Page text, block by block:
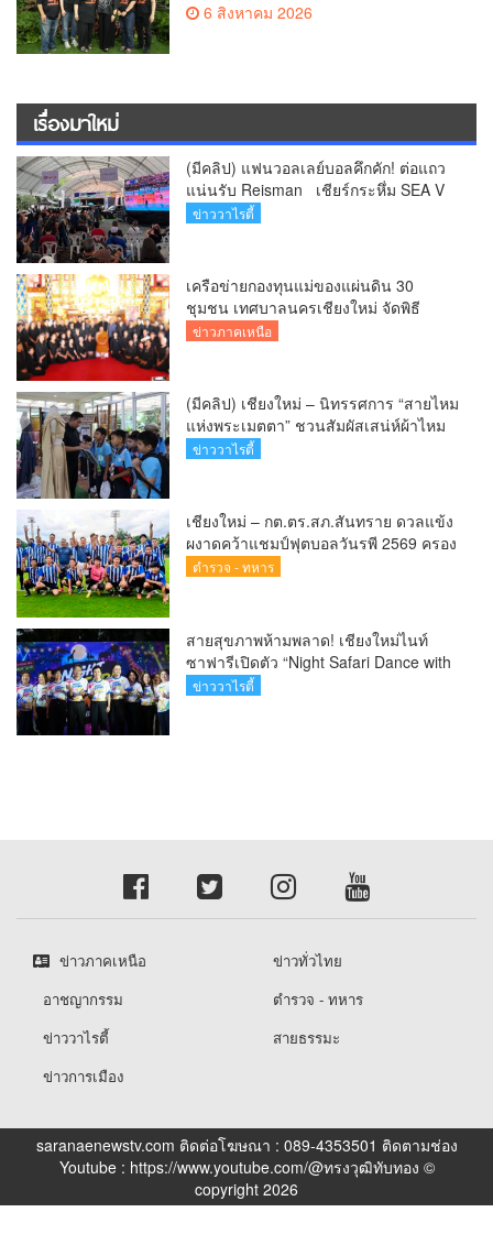
6 สิงหาคม 2026
เรื่องมาใหม่
(มีคลิป) แฟนวอลเลย์บอลคึกคัก! ต่อแถว
แน่นรับ Reisman เชียร์กระหึ่ม SEA V
League 2026 ที่เชียงใหม่
ข่าววาไรตี้
เครือข่ายกองทุนแม่ของแผ่นดิน 30
ชุมชน เทศบาลนครเชียงใหม่ จัดพิธี
บำเพ็ญกุศลถวายเป็นพระราชกุศลแด่
ข่าวภาคเหนือ
(มีคลิป) เชียงใหม่ – นิทรรศการ “สายไหม
แห่งพระเมตตา” ชวนสัมผัสเสน่ห์ผ้าไหม
ไทยและพรรณไม้พระนามตลอดเดือน
ข่าววาไรตี้
เชียงใหม่ – กต.ตร.สภ.สันทราย ดวลแข้ง
ผงาดคว้าแชมป์ฟุตบอลวันรพี 2569 ครอง
ถ้วยเกียรติยศประธานศาลฎีกา
ตำรวจ - ทหาร
สายสุขภาพห้ามพลาด! เชียงใหม่ไนท์
ซาฟารีเปิดตัว “Night Safari Dance with
the Wild” ชวนเต้นออกกำลังกาย สัมผัส
ข่าววาไรตี้
ข่าวภาคเหนือ
ข่าวทั่วไทย
อาชญากรรม
ตำรวจ - ทหาร
ข่าววาไรตี้
สายธรรมะ
ข่าวการเมือง
saranaenewstv.com ติดต่อโฆษณา : 089-4353501 ติดตามช่อง
Youtube : https://www.youtube.com/@ทรงวุฒิทับทอง ©
copyright 2026